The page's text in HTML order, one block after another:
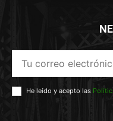
He leído y acepto las